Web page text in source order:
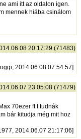
ami itt az oldalon igen.
mennek hiába csinálom
20:17:29 (71483)
2014.06.08 07:54:57]
23:05:08 (71479)
70ezer ft t tudnák
bár kitudja még mit hoz
2014.06.07 21:17:06]